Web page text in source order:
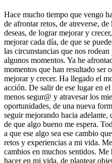
Hace mucho tiempo que vengo
de afrontar retos, de atreverse,
deseas, de lograr mejorar y
mejorar cada día, de que se
las circunstancias que nos
algunos momentos. Ya he
momentos que han resultado ser
mejorar y crecer. Ha llegado el
acción. De salir de ese lugar en
menos segur@ y atravesar los
oportunidades, de una nueva
seguir mejorando hacia
de que algo bueno me espera.
a que ese algo sea ese cambio
retos y experiencias a mi vida.
cambios en muchos sentidos. Me
hacer en mi vida, de plantear